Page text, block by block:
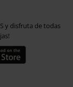
y disfruta de todas